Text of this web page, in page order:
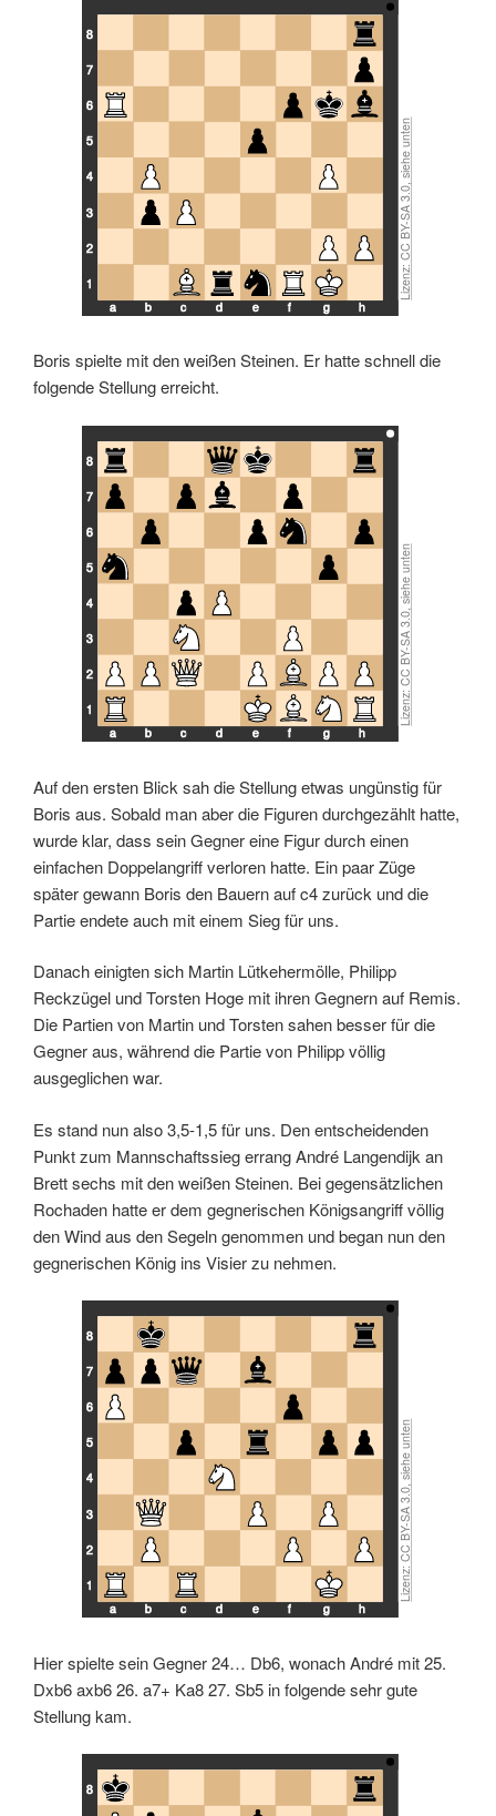
8
7
6
5
4
3
2
1
a
b c d e f g h
Boris spielte mit den weißen Steinen. Er hatte schnell die
folgende Stellung erreicht.
8
7
6
5
4
3
2
1
a
b c d e f g h
Lizenz: CC BY-SA 3.0, siehe unten
Auf den ersten Blick sah die Stellung etwas ungünstig für
Boris aus. Sobald man aber die Figuren durchgezählt hatte,
wurde klar, dass sein Gegner eine Figur durch einen
einfachen Doppelangriff verloren hatte. Ein paar Züge
später gewann Boris den Bauern auf c4 zurück und die
Partie endete auch mit einem Sieg für uns.
Danach einigten sich Martin Lütkehermölle, Philipp
Reckzügel und Torsten Hoge mit ihren Gegnern auf Remis.
Die Partien von Martin und Torsten sahen besser für die
Gegner aus, während die Partie von Philipp völlig
ausgeglichen war.
Es stand nun also 3,5-1,5 für uns. Den entscheidenden
Punkt zum Mannschaftssieg errang André Langendijk an
Brett sechs mit den weißen Steinen. Bei gegensätzlichen
Rochaden hatte er dem gegnerischen Königsangriff völlig
den Wind aus den Segeln genommen und began nun den
gegnerischen König ins Visier zu nehmen.
8
7
6
5
4
3
2
1
a
b c d e f g h
Lizenz: CC BY-SA 3.0, siehe unten
Hier spielte sein Gegner 24… Db6, wonach André mit 25.
Dxb6 axb6 26. a7+ Ka8 27. Sb5 in folgende sehr gute
Stellung kam.
8
Lizenz: CC BY-SA 3.0, siehe unten